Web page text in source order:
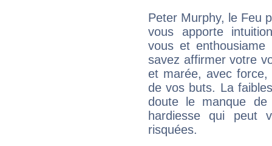
Peter Murphy, le Feu
vous apporte
vous et
savez affirmer votre
et marée, avec
de vos buts. La
doute le manque
hardiesse qui peut
risquées.